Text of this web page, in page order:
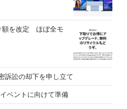
額を改定 ほぼ全モ
訴訟の却下を申し立て
ベントに向けて準備